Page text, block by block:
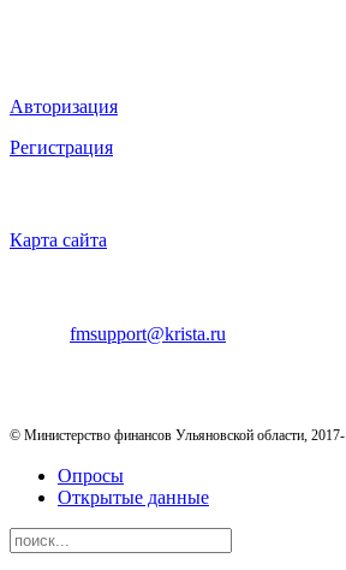
Авторизация
Регистрация
Карта сайта
fmsupport@krista.ru
© Министерство финансов Ульяновской области, 2017-
Опросы
Открытые данные